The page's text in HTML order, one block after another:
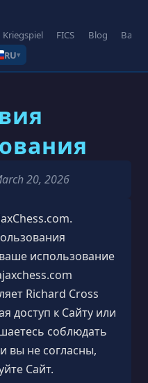
Kriegspiel FICS Blog
RU▾
20, 2026
использование
Richard Cross
доступ к Сайту или
соблюдать
вы не согласны,
Сайт.